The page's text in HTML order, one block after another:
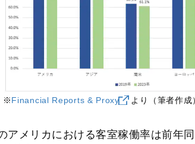
※Financial Reports & Proxy より（筆者作成
アメリカにおける客室稼働率は前年